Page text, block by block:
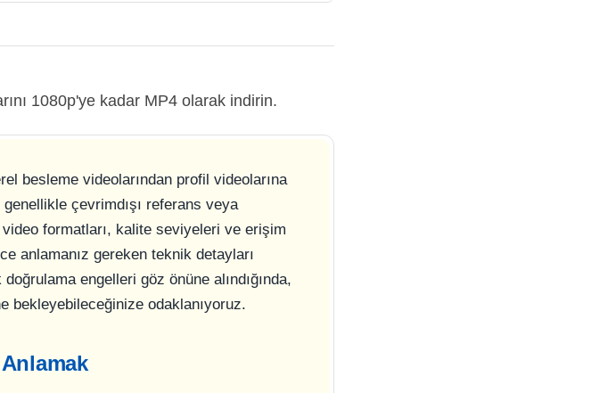
1080p'ye kadar MP4 olarak indirin.
besleme videolarından profil videolarına
çevrimdışı referans veya
formatları, kalite seviyeleri ve erişim
anlamanız gereken teknik detayları
engelleri göz önüne alındığında,
bekleyebileceğinize odaklanıyoruz.